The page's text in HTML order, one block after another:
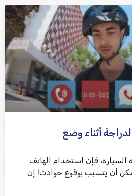
أثناء وضع
فإن استخدام الهاتف
يمكن أن يتسبب بوقوع حوادث! إن